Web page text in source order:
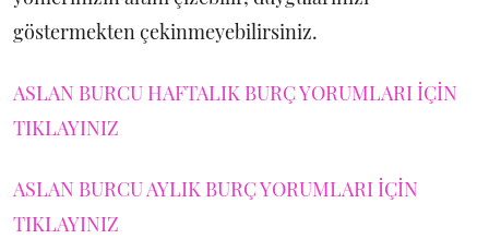
göstermekten çekinmeyebilirsiniz.
ASLAN BURCU HAFTALIK BURÇ YORUMLARI İÇİN
TIKLAYINIZ
ASLAN BURCU AYLIK BURÇ YORUMLARI İÇİN
TIKLAYINIZ